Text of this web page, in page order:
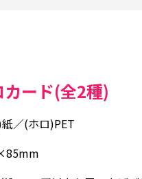
カード(全2種)
／(ホロ)PET